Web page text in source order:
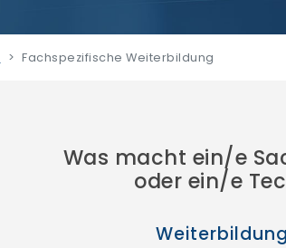
Fachspezifische Weiterbildung
Was macht ein/e
oder ein/e